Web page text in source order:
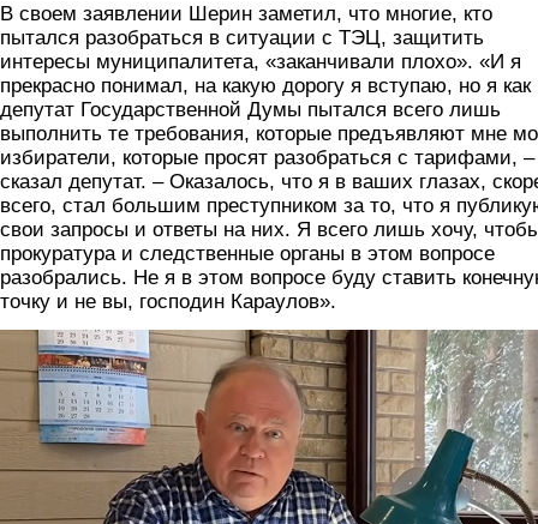
В своем заявлении Шерин заметил, что многие, кто
пытался разобраться в ситуации с ТЭЦ, защитить
интересы муниципалитета, «заканчивали плохо». «И я
прекрасно понимал, на какую дорогу я вступаю, но я как
депутат Государственной Думы пытался всего лишь
выполнить те требования, которые предъявляют мне
избиратели, которые просят разобраться с тарифами, –
сказал депутат. – Оказалось, что я в ваших глазах,
всего, стал большим преступником за то, что я
свои запросы и ответы на них. Я всего лишь хочу,
прокуратура и следственные органы в этом вопросе
разобрались. Не я в этом вопросе буду ставить
точку и не вы, господин Караулов».
karaulov.jpg